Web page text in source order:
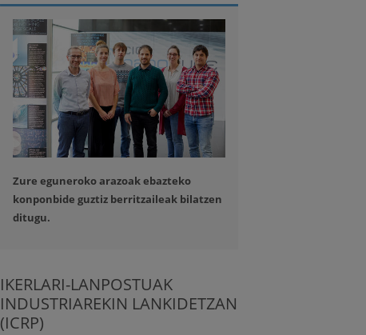
Zure eguneroko arazoak ebazteko
konponbide guztiz berritzaileak bilatzen
ditugu.
IKERLARI-LANPOSTUAK
INDUSTRIAREKIN LANKIDETZAN
(ICRP)